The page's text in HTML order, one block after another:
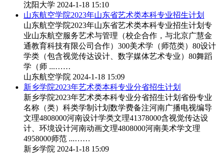
沈阳大学 2024-1-18 15:10
山东航空学院2023年山东省艺术类本科专业招生计划
山东航空学院2023年山东省艺术类本科专业招生计划专
业山东航空服务艺术与管理（校企合作，与北京广慧金
通教育科技有限公司合作）300美术学（师范类）80设计
学类（包含视觉传达设计、数字媒体艺术专业）80舞蹈
学（师 ...……
山东航空学院 2024-1-18 15:09
新乡学院2023年艺术类本科专业分省招生计划
新乡学院2023年艺术类本科专业分省招生计划省份专业
名称（类）科类学制计划数学费备注河南广播电视编导
文理4808000河南设计学类文理41378000含视觉传达设
计、环境设计河南动画文理4808000河南美术学文理
4958000师范 ...……
新乡学院 2024-1-18 15:09